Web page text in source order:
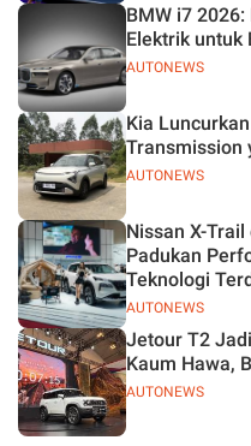
AUTONEWS
BMW i7
Elektrik untuk
AUTONEWS
Kia
Transmission
AUTONEWS
Nissan X-Trail
Padukan
Teknologi
AUTONEWS
Jetour T2
Kaum Hawa,